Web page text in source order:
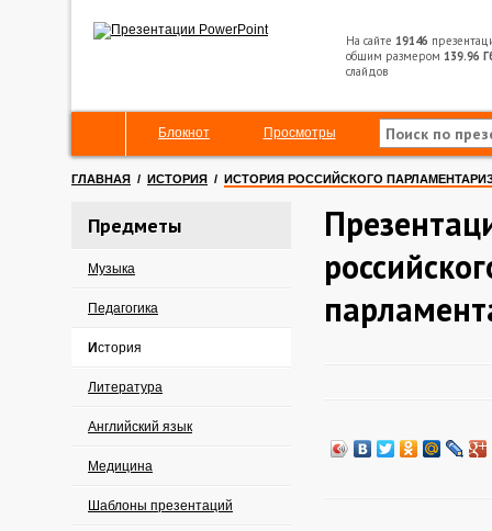
На сайте 19146
общим размером 139.96
слайдов
Блокнот Просмотры
ГЛАВНАЯ / ИСТОРИЯ / ИСТОРИЯ РОССИЙСКОГО
Предметы
Музыка
Педагогика
История
Литература
Английский язык
Медицина
Шаблоны презентаций